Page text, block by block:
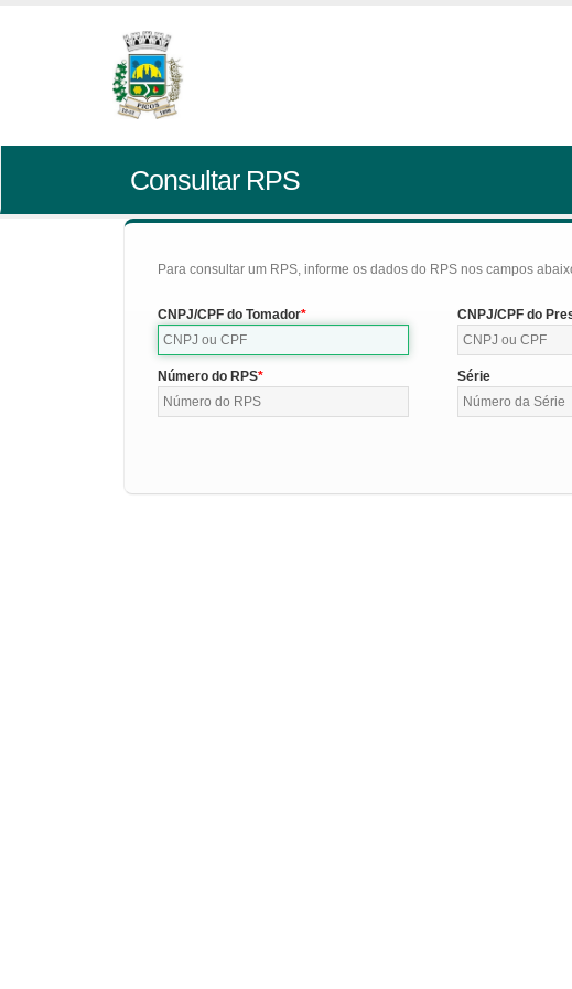
Consultar RPS
Para consultar um RPS, informe os dados do RPS nos campos
CNPJ/CPF do Tomador CNPJ/CPF do
Número do RPS Série